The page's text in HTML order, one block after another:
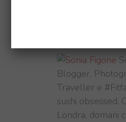
Blogger,
Traveller e
sushi obsessed.
Londra, domani